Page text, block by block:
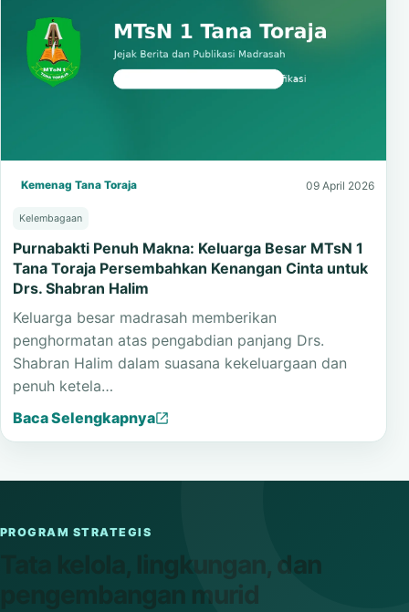
Kemenag Tana Toraja 09 April 2026
Kelembagaan
Purnabakti Penuh Makna: Keluarga Besar MTsN 1
Tana Toraja Persembahkan Kenangan Cinta untuk
Drs. Shabran Halim
Keluarga besar madrasah memberikan
penghormatan atas pengabdian panjang Drs.
Shabran Halim dalam suasana kekeluargaan dan
penuh ketela…
Baca Selengkapnya
PROGRAM STRATEGIS
Tata kelola, lingkungan, dan
pengembangan murid